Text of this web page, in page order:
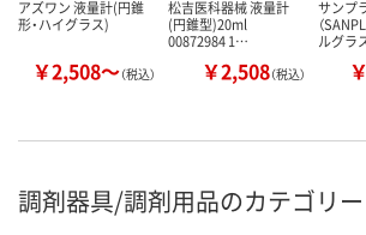
アズワン 液量計(円錐
形・ハイグラス)
￥2,508～（税込）
松吉医科器械 液量計
(円錐型)20ml
00872984 1…
￥2,508（税込）
サンプ
（
ルグラ
調剤器具/調剤用品のカテゴリー